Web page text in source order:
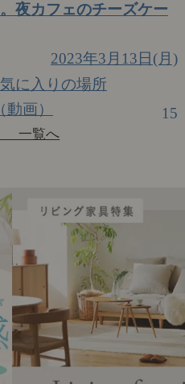
夜カフェのチーズケー
2023年3月13日(月)
に入りの場所
画）
15
一覧へ